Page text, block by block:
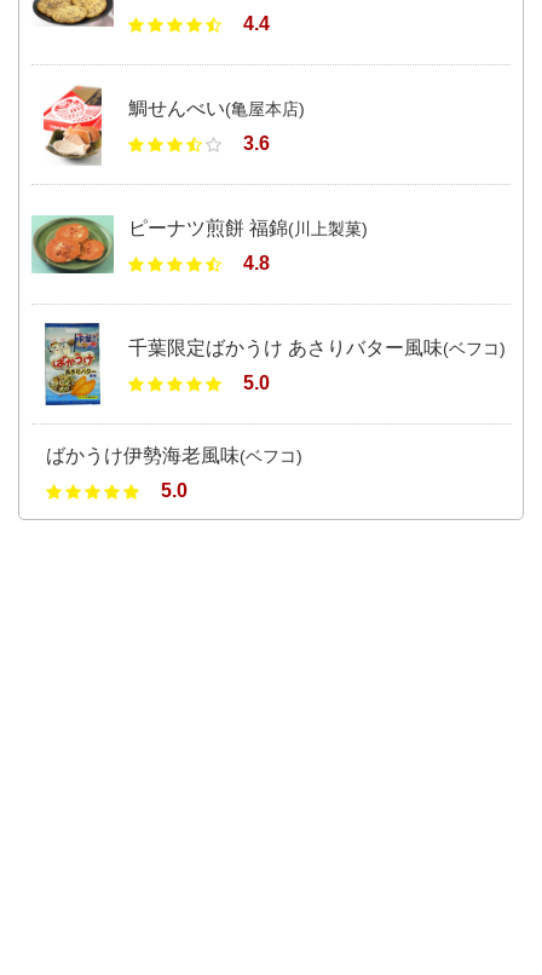
4.4
鯛せんべい(亀屋本店)
3.6
ピーナツ煎餅 福錦(川上製菓)
4.8
千葉限定ばかうけ あさりバター風味(ベフコ)
5.0
ばかうけ伊勢海老風味(ベフコ)
5.0